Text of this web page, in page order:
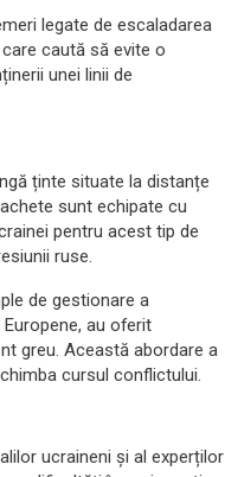
legate de escaladarea
caută să evite o
unei linii de
ținte situate la distanțe
sunt echipate cu
pentru acest tip de
ruse.
de gestionare a
au oferit
greu. Această abordare a
cursul conflictului.
ucraineni și al experților